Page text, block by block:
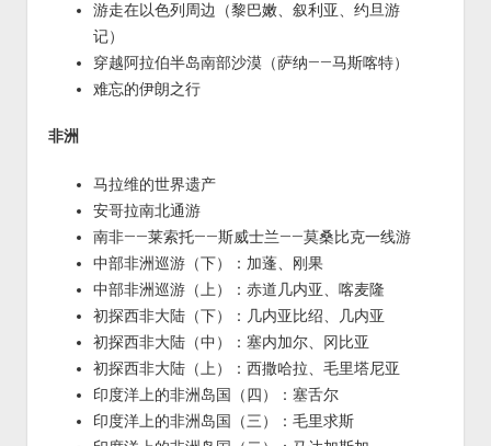
游走在以色列周边（黎巴嫩、叙利亚、约旦游
记）
穿越阿拉伯半岛南部沙漠（萨纳——马斯喀特）
难忘的伊朗之行
非洲
马拉维的世界遗产
安哥拉南北通游
南非——莱索托——斯威士兰——莫桑比克一线游
中部非洲巡游（下）：加蓬、刚果
中部非洲巡游（上）：赤道几内亚、喀麦隆
初探西非大陆（下）：几内亚比绍、几内亚
初探西非大陆（中）：塞内加尔、冈比亚
初探西非大陆（上）：西撒哈拉、毛里塔尼亚
印度洋上的非洲岛国（四）：塞舌尔
印度洋上的非洲岛国（三）：毛里求斯